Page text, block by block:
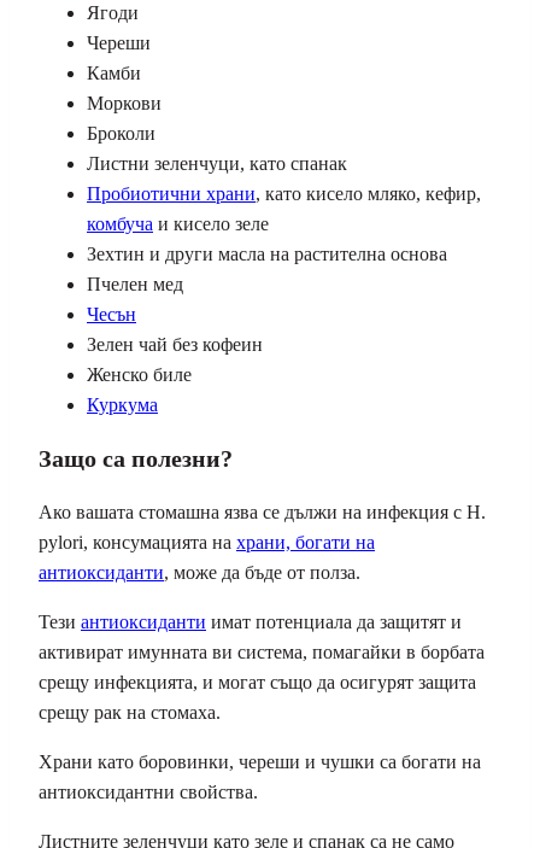
Ягоди
Череши
Камби
Моркови
Броколи
Листни зеленчуци, като спанак
Пробиотични храни, като кисело мляко, кефир,
комбуча и кисело зеле
Зехтин и други масла на растителна основа
Пчелен мед
Чесън
Зелен чай без кофеин
Женско биле
Куркума
Защо са полезни?
Ако вашата стомашна язва се дължи на инфекция с H.
pylori, консумацията на храни, богати на
антиоксиданти, може да бъде от полза.
Тези антиоксиданти имат потенциала да защитят и
активират имунната ви система, помагайки в борбата
срещу инфекцията, и могат също да осигурят защита
срещу рак на стомаха.
Храни като боровинки, череши и чушки са богати на
антиоксидантни свойства.
Листните зеленчуци като зеле и спанак са не само